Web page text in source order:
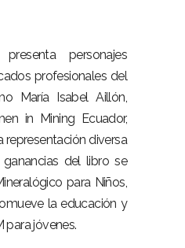
personajes
profesionales del
María Isabel Aillón,
in Mining Ecuador,
representación diversa
del libro se
para Niños,
la educación y
para jóvenes.